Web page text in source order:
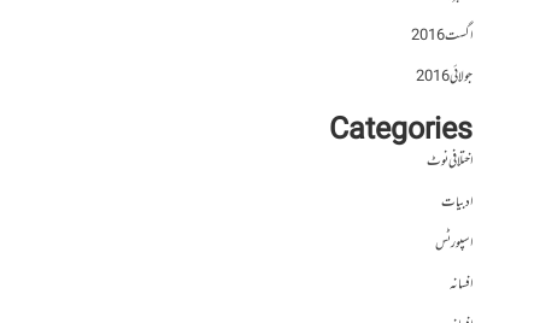
اگست 2016
جولائی 2016
Categories
اختلافی نوٹ
ادبیات
اسپورٹس
افسانہ